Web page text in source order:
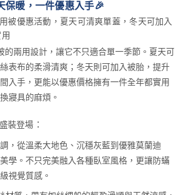
保暖，一件優惠入手🎉
的兩用設計，讓它不只適合單一季節。夏天可
表布的柔滑清爽；冬天則可加入被胎，提升
入手，更能以優惠價格擁有一件全年都實用
寢具的麻煩。
裝登場：
，從溫柔大地色、沉穩灰藍到優雅莫蘭迪
學。不只完美融入各種臥室風格，更讓防蟎
視覺質感。